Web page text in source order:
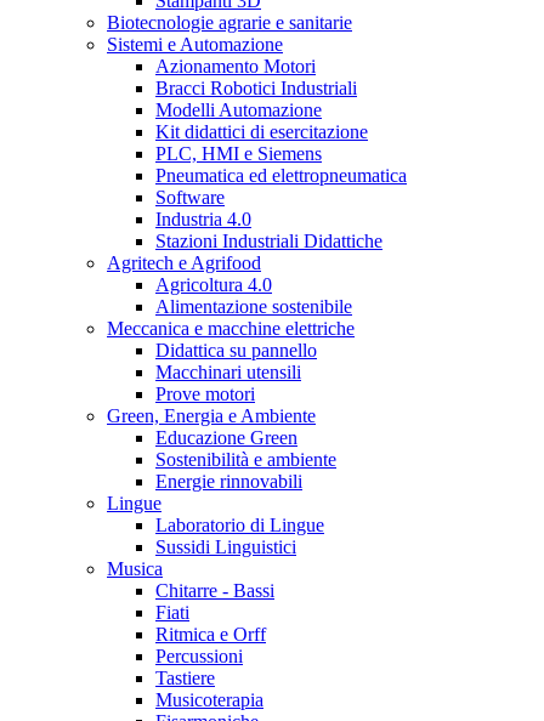
Biotecnologie agrarie e sanitarie
Sistemi e Automazione
Azionamento Motori
Bracci Robotici Industriali
Modelli Automazione
Kit didattici di esercitazione
PLC, HMI e Siemens
Pneumatica ed elettropneumatica
Software
Industria 4.0
Stazioni Industriali Didattiche
Agritech e Agrifood
Agricoltura 4.0
Alimentazione sostenibile
Meccanica e macchine elettriche
Didattica su pannello
Macchinari utensili
Prove motori
Green, Energia e Ambiente
Educazione Green
Sostenibilità e ambiente
Energie rinnovabili
Lingue
Laboratorio di Lingue
Sussidi Linguistici
Musica
Chitarre - Bassi
Fiati
Ritmica e Orff
Percussioni
Tastiere
Musicoterapia